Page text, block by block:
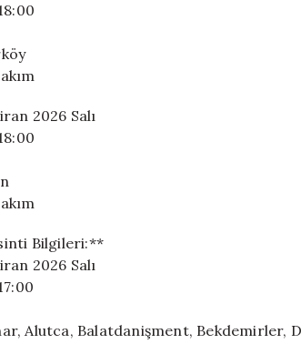
2026 Salı
Bilgileri:**
2026 Salı
Alutca, Balatdanişment, Bekdemirler,